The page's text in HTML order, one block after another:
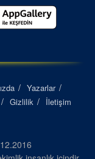
Yazarlar
Gizlilik İletişim